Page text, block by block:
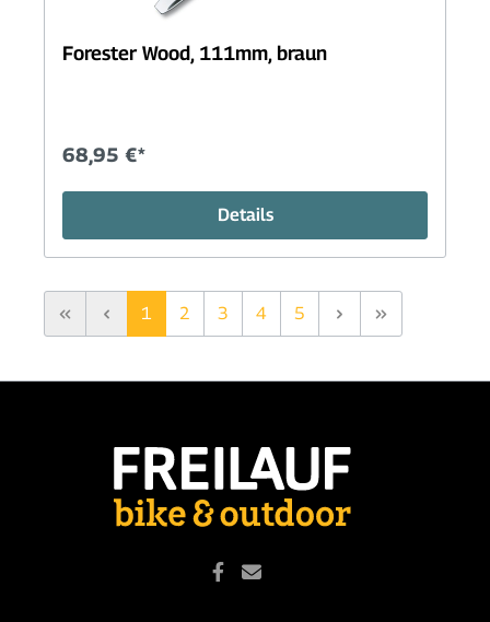
Forester Wood, 111mm, braun
68,95 €*
Details
1 2 3 4 5